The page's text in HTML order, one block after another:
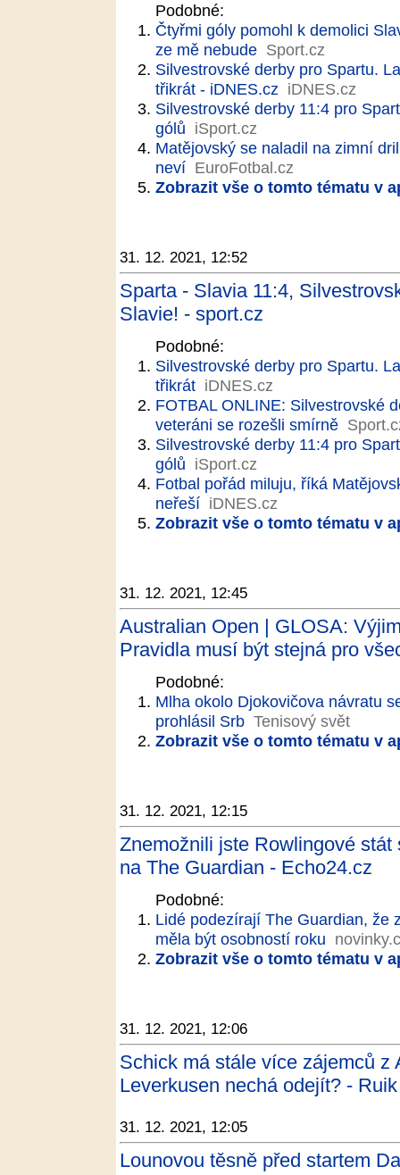
Podobné:
Čtyřmi góly pomohl k demolici
ze mě nebude Sport.cz
Silvestrovské derby pro Spartu.
třikrát - iDNES.cz iDNES.cz
Silvestrovské derby 11:4 pro
gólů iSport.cz
Matějovský se naladil na zimní
neví EuroFotbal.cz
Zobrazit vše o tomto tématu v
31. 12. 2021, 12:52
Sparta - Slavia 11:4,
Slavie! - sport.cz
Podobné:
Silvestrovské derby pro Spartu.
třikrát iDNES.cz
FOTBAL ONLINE: Silvestrovské
veteráni se rozešli smírně
Silvestrovské derby 11:4 pro
gólů iSport.cz
Fotbal pořád miluju, říká
neřeší iDNES.cz
Zobrazit vše o tomto tématu v
31. 12. 2021, 12:45
Australian Open | GLOSA:
Pravidla musí být stejná pro
Podobné:
Mlha okolo Djokovičova návratu
prohlásil Srb Tenisový svět
Zobrazit vše o tomto tématu v
31. 12. 2021, 12:15
Znemožnili jste Rowlingové
na The Guardian - Echo24.cz
Podobné:
Lidé podezírají The Guardian, že
měla být osobností roku
Zobrazit vše o tomto tématu v
31. 12. 2021, 12:06
Schick má stále více zájemců z
Leverkusen nechá odejít? - Ruik
31. 12. 2021, 12:05
Lounovou těsně před startem